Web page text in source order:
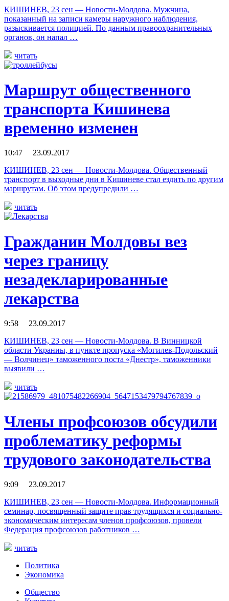
КИШИНЕВ, 23 сен — Новости-Молдова. Мужчина,
показанный на записи камеры наружного наблюдения,
разыскивается полицией. По данным правоохранительных
органов, он напал …
читать
Маршрут общественного
транспорта Кишинева
временно изменен
10:47 23.09.2017
КИШИНЕВ, 23 сен — Новости-Молдова. Общественный
транспорт в выходные дни в Кишиневе стал ездить по другим
маршрутам. Об этом предупредили …
читать
Гражданин Молдовы вез
через границу
незадекларированные
лекарства
9:58 23.09.2017
КИШИНЕВ, 23 сен — Новости-Молдова. В Винницкой
области Украниы, в пункте пропуска «Могилев-Подольский
— Волчинец» таможенного поста «Днестр», таможенники
выявили …
читать
Члены профсоюзов обсудили
проблематику реформы
трудового законодательства
9:09 23.09.2017
КИШИНЕВ, 23 сен — Новости-Молдова. Информационный
семинар, посвященный защите прав трудящихся и социально-
экономическим интересам членов профсоюзов, провели
Федерация профсоюзов работников …
читать
Политика
Экономика
Общество